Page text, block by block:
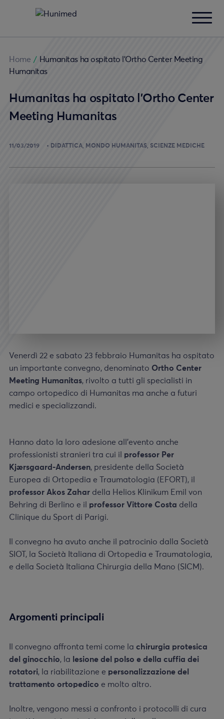
Home / Humanitas ha ospitato l’Ortho Center Meeting
Humanitas
Humanitas ha ospitato l’Ortho Center
Meeting Humanitas
11/03/2019 DIDATTICA MONDO HUMANITAS SCIENZE MEDICHE
Venerdì 22 e sabato 23 febbraio Humanitas ha ospitato
un importante convegno, denominato Ortho Center
Meeting Humanitas, rivolto a tutti gli specialisti in
campo ortopedico di Humanitas ma anche a futuri
medici e specializzandi.
Hanno dato la loro adesione all’evento anche
professionisti stranieri tra cui il professor Per
Kjærsgaard-Andersen, presidente della Società
Europea di Ortopedia e Traumatologia (EFORT), il
professor Akos Zahar della Helios Klinikum Emil von
Behring di Berlino e il professor Vittore Costa della
Clinique du Sport di Parigi.
Il convegno ha avuto anche il patrocinio dalla Società
SIOT, la Società Italiana di Ortopedia e Traumatologia,
e della Società Italiana Chirurgia della Mano (SICM).
Argomenti principali
Il convegno affronta temi come la chirurgia protesica
del ginocchio, la lesione del polso e della cuffia dei
rotatori, la riabilitazione e personalizzazione del
trattamento ortopedico e molto altro.
Inoltre, vengono messi a confronto i protocolli di cura